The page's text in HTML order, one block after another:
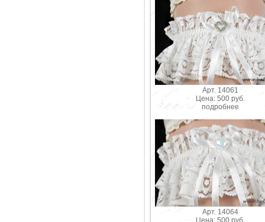
Арт. 14061
Цена: 500 руб.
подробнее
Арт. 14064